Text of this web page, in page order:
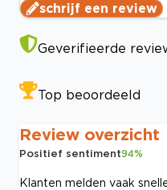
schrijf een review
Geverifieerde
Top beoordeeld
Review overzicht
Positief sentiment94%
Klanten melden vaak